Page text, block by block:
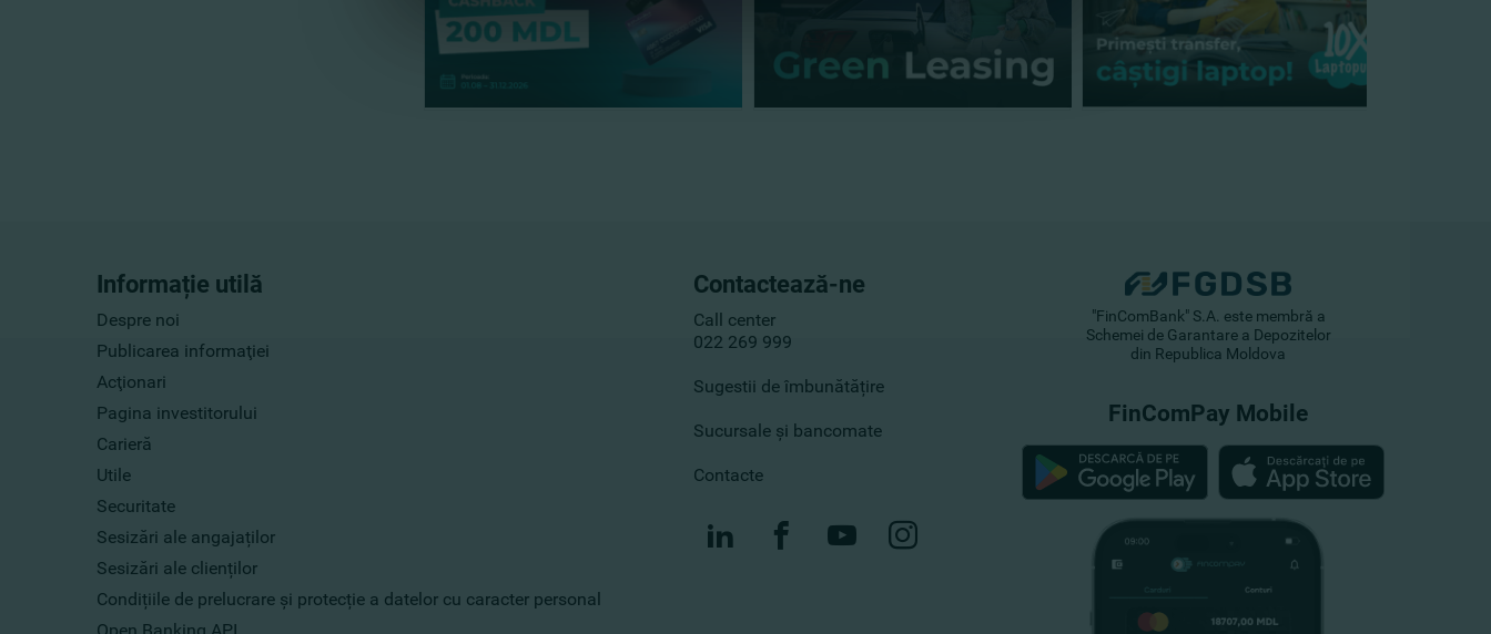
Informație utilă
Despre noi
Publicarea informaţiei
Acţionari
Pagina investitorului
Carieră
Utile
Securitate
Sesizări ale angajaților
Sesizări ale clienților
Condițiile de prelucrare și protecție a datelor cu caracter personal
Contactează-ne
Call center
022 269 999
Sugestii de îmbunătățire
Sucursale și bancomate
Contacte
"FinComBank" S.A. este membră a
Schemei de Garantare a Depozitelor
din Republica Moldova
FinComPay Mobile